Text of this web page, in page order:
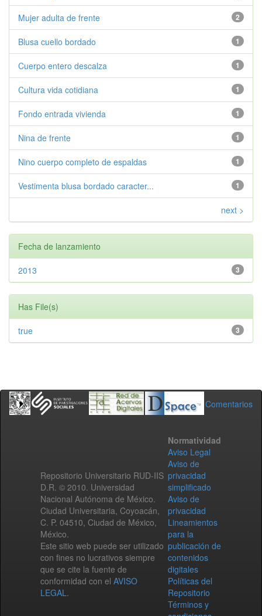
2
Mujer adulta de frente
1
Blusa cuello bordado
1
Cuerpo entero descalza
1
Cultura vida cotidiana
1
Fondo entrada vivienda
1
Nina de frente
1
Nino cuerpo completo de espaldas
1
Vestimenta blusa bordado caracter...
next >
Fecha de lanzamiento
3
2013
Has File(s)
3
true
Comentarios
Repositorio Universitario RUD-IIS
D.R. © 2010. Universidad
Nacional Autónoma de México.
Ciudad Universitaria, Coyoacán,
C. P. 04510, Ciudad de México,
México.
Este sitio web puede ser utilizado
con fines no lucrativos siempre
que se cite la fuente de
conformidad con el AVISO
LEGAL.
Normatividad
Aviso Legal
Aviso de
privacidad
simplificado
Aviso de
privacidad
Lineamientos
para la
publicación de
contenidos
digitales
Políticas del
Repositorio
Términos y